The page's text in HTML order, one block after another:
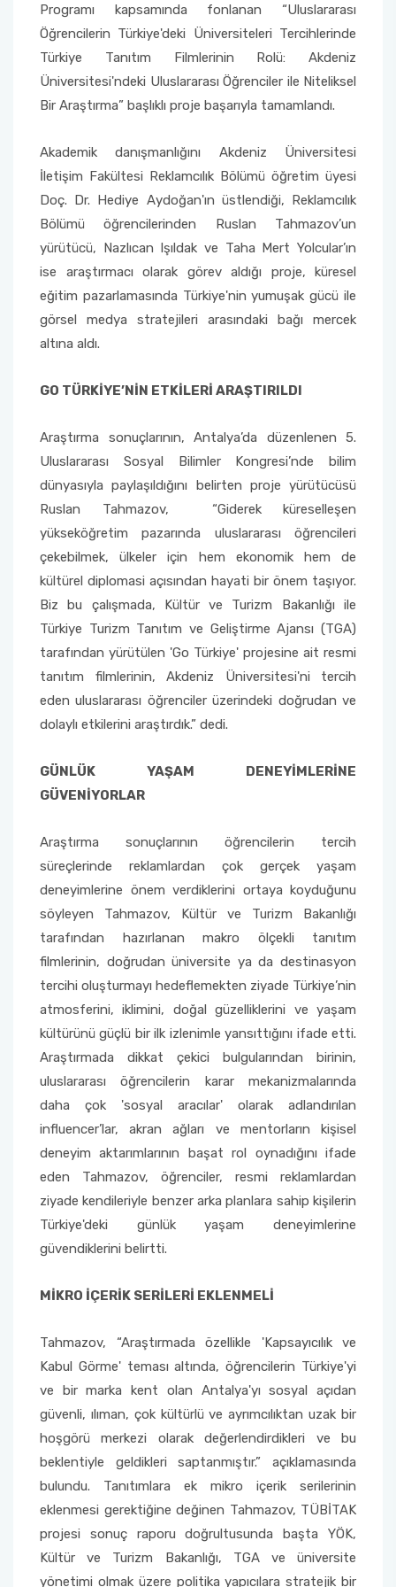
Programı kapsamında fonlanan “Uluslararası
Öğrencilerin Türkiye'deki Üniversiteleri Tercihlerinde
Türkiye Tanıtım Filmlerinin Rolü: Akdeniz
Üniversitesi'ndeki Uluslararası Öğrenciler ile Niteliksel
Bir Araştırma” başlıklı proje başarıyla tamamlandı.
Akademik danışmanlığını Akdeniz Üniversitesi
İletişim Fakültesi Reklamcılık Bölümü öğretim üyesi
Doç. Dr. Hediye Aydoğan'ın üstlendiği, Reklamcılık
Bölümü öğrencilerinden Ruslan Tahmazov’un
yürütücü, Nazlıcan Işıldak ve Taha Mert Yolcular’ın
ise araştırmacı olarak görev aldığı proje, küresel
eğitim pazarlamasında Türkiye'nin yumuşak gücü ile
görsel medya stratejileri arasındaki bağı mercek
altına aldı.
GO TÜRKİYE’NİN ETKİLERİ ARAŞTIRILDI
Araştırma sonuçlarının, Antalya’da düzenlenen 5.
Uluslararası Sosyal Bilimler Kongresi’nde bilim
dünyasıyla paylaşıldığını belirten proje yürütücüsü
Ruslan Tahmazov, “Giderek küreselleşen
yükseköğretim pazarında uluslararası öğrencileri
çekebilmek, ülkeler için hem ekonomik hem de
kültürel diplomasi açısından hayati bir önem taşıyor.
Biz bu çalışmada, Kültür ve Turizm Bakanlığı ile
Türkiye Turizm Tanıtım ve Geliştirme Ajansı (TGA)
tarafından yürütülen 'Go Türkiye' projesine ait resmi
tanıtım filmlerinin, Akdeniz Üniversitesi'ni tercih
eden uluslararası öğrenciler üzerindeki doğrudan ve
dolaylı etkilerini araştırdık.” dedi.
GÜNLÜK YAŞAM DENEYİMLERİNE
GÜVENİYORLAR
Araştırma sonuçlarının öğrencilerin tercih
süreçlerinde reklamlardan çok gerçek yaşam
deneyimlerine önem verdiklerini ortaya koyduğunu
söyleyen Tahmazov, Kültür ve Turizm Bakanlığı
tarafından hazırlanan makro ölçekli tanıtım
filmlerinin, doğrudan üniversite ya da destinasyon
tercihi oluşturmayı hedeflemekten ziyade Türkiye’nin
atmosferini, iklimini, doğal güzelliklerini ve yaşam
kültürünü güçlü bir ilk izlenimle yansıttığını ifade etti.
Araştırmada dikkat çekici bulgularından birinin,
uluslararası öğrencilerin karar mekanizmalarında
daha çok 'sosyal aracılar' olarak adlandırılan
influencer’lar, akran ağları ve mentorların kişisel
deneyim aktarımlarının başat rol oynadığını ifade
eden Tahmazov, öğrenciler, resmi reklamlardan
ziyade kendileriyle benzer arka planlara sahip kişilerin
Türkiye'deki günlük yaşam deneyimlerine
güvendiklerini belirtti.
MİKRO İÇERİK SERİLERİ EKLENMELİ
Tahmazov, “Araştırmada özellikle 'Kapsayıcılık ve
Kabul Görme' teması altında, öğrencilerin Türkiye'yi
ve bir marka kent olan Antalya'yı sosyal açıdan
güvenli, ılıman, çok kültürlü ve ayrımcılıktan uzak bir
hoşgörü merkezi olarak değerlendirdikleri ve bu
beklentiyle geldikleri saptanmıştır.” açıklamasında
bulundu. Tanıtımlara ek mikro içerik serilerinin
eklenmesi gerektiğine değinen Tahmazov, TÜBİTAK
projesi sonuç raporu doğrultusunda başta YÖK,
Kültür ve Turizm Bakanlığı, TGA ve üniversite
yönetimi olmak üzere politika yapıcılara stratejik bir
2022-2026 Stratejik Planı
Faaliyet Raporları
İlahiyat Fakültesi
İletişim Fakültesi
Kumluca Sağlık Bilimleri Fakültesi
Manavgat Sosyal ve Beşeri Bilimler Fakültesi
Manavgat Turizm Fakültesi
Manavgat Yabancı Diller Fakültesi
Mimarlık Fakültesi
Mühendislik Fakültesi
Sağlık Bilimleri Fakültesi
Serik İşletme Fakültesi
Spor Bilimleri Fakültesi
Su Ürünleri Fakültesi
Turizm Fakültesi
Uygulamalı Bilimler Fakültesi
Sağlık Hizmetleri MYO
Serik Gülsün Süleyman Süral MYO
Teknik Bilimler MYO
Yapı İşleri ve Teknik Daire Başkanlığı
Uluslararası İlişkiler Ofisi
Mezun Bilgi Sistemi
Sıkça Sorulan Sorular
Online Sağlık Hizmetleri Randevu Sistemi
Yönetim Sistemi)
Dış Kaynaklı Proje Takip Sistemi
Web of Science
SciVal